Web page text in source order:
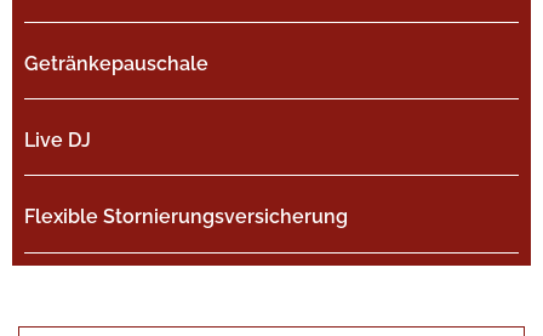
Getränkepauschale
Live DJ
Flexible Stornierungsversicherung